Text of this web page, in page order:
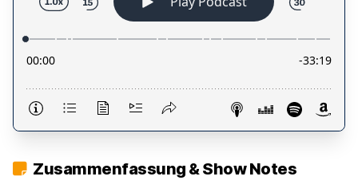
Zusammenfassung & Show Notes